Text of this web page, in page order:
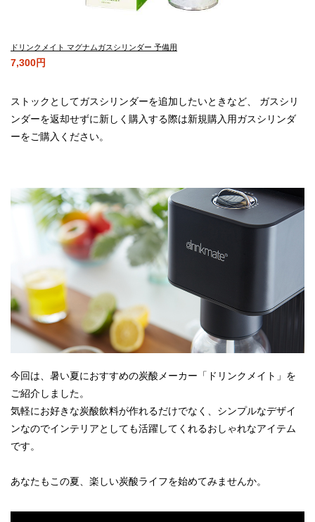
ドリンクメイト マグナムガスシリンダー 予備用
7,300円
ストックとしてガスシリンダーを追加したいときなど、 ガスシリ
ンダーを返却せずに新しく購入する際は新規購入用ガスシリンダ
ーをご購入ください。
今回は、暑い夏におすすめの炭酸メーカー「ドリンクメイト」を
ご紹介しました。
気軽にお好きな炭酸飲料が作れるだけでなく、シンプルなデザイ
ンなのでインテリアとしても活躍してくれるおしゃれなアイテム
です。
あなたもこの夏、楽しい炭酸ライフを始めてみませんか。